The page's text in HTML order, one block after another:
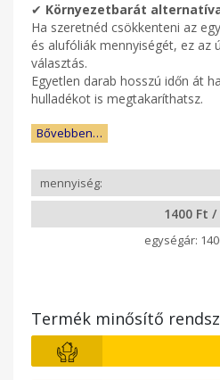
✔ Környezetbarát
Ha szeretnéd csökkenteni az
és alufóliák mennyiségét, ez az
választás.
Egyetlen darab hosszú időn át
hulladékot is megtakaríthatsz.
Bővebben…
1400 Ft /
Termék minősítő